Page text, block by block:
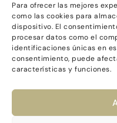
Para ofrecer las mejores
como las cookies para
dispositivo. El
procesar datos como el
identificaciones únicas en
consentimiento, puede
características y funciones.